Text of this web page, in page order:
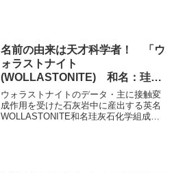
名前の由来は天才科学者！ 「ウ
ォラストナイト
(WOLLASTONITE) 和名：珪灰
石」紹介
ウォラストナイトのデータ・主に接触変
成作用を受けた石灰岩中に産出する英名
WOLLASTONITE和名珪灰石化学組成分